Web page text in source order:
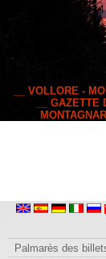
__ VOLLORE -
__ GAZETTE
Palmarès des